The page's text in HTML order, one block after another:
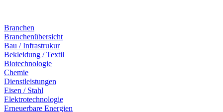
Branchen
Branchenübersicht
Bau / Infrastrukur
Bekleidung / Textil
Biotechnologie
Chemie
Dienstleistungen
Eisen / Stahl
Elektrotechnologie
Erneuerbare Energien